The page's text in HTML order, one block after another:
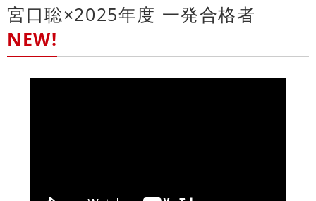
宮口聡×2025年度 一発合格者
NEW!